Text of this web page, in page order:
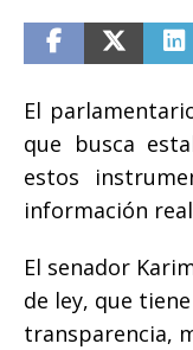
El
que busca
estos
información real
El senador
de ley, que
transparencia,